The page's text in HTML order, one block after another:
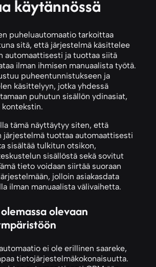
käytännössä
puheluautomaatio tarkoittaa
sitä, että järjestelmä käsittelee
automaattisesti ja tuottaa siitä
ilman ihmisen manuaalista työtä.
puheentunnistukseen ja
käsittelyyn, jotka yhdessä
puhutun sisällön ydinasiat,
tämä näyttäytyy siten, että
järjestelmä tuottaa automaattisesti
sisältää tulkitun otsikon,
sisällöstä sekä sovitut
tieto voidaan siirtää suoraan
jolloin asiakasdata
ilman manuaalista välivaihetta.
olevaan
ei ole erillinen saareke,
tietojärjestelmäkokonaisuutta.